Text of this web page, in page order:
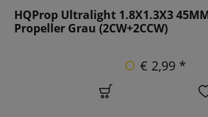
HQProp Ultralight 1.8X1.3X3
Propeller Grau (2CW+2CCW)
€ 2,99 *